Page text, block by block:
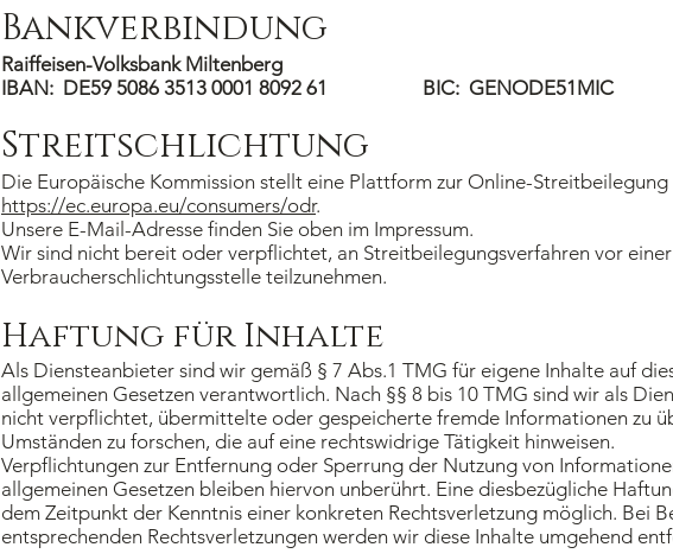
Bankverbindung
Raiffeisen-Volksbank Miltenberg
IBAN: DE59 5086 3513 0001 8092 61 BIC: GENODE51MIC
Streitschlichtung
Die Europäische Kommission stellt eine Plattform zur Online-Streitbeilegung
https://ec.europa.eu/consumers/odr.
Unsere E-Mail-Adresse finden Sie oben im Impressum.
Wir sind nicht bereit oder verpflichtet, an Streitbeilegungsverfahren vor einer
Verbraucherschlichtungsstelle teilzunehmen.
Haftung für Inhalte
Als Diensteanbieter sind wir gemäß § 7 Abs.1 TMG für eigene Inhalte auf
allgemeinen Gesetzen verantwortlich. Nach §§ 8 bis 10 TMG sind wir als
nicht verpflichtet, übermittelte oder gespeicherte fremde Informationen zu
Umständen zu forschen, die auf eine rechtswidrige Tätigkeit hinweisen.
Verpflichtungen zur Entfernung oder Sperrung der Nutzung von
allgemeinen Gesetzen bleiben hiervon unberührt. Eine diesbezügliche
dem Zeitpunkt der Kenntnis einer konkreten Rechtsverletzung möglich. Bei
entsprechenden Rechtsverletzungen werden wir diese Inhalte umgehend